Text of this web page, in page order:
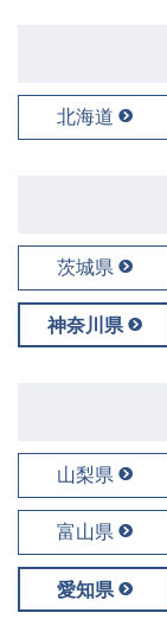
北海道
茨城県
神奈川県
山梨県
富山県
愛知県